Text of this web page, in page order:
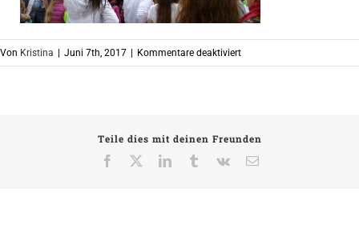
Von Kristina Juni 7th, 2017 Kommentare deaktiviertfür
Teile dies mit deinen Freunden
Facebook
LinkedInTumblrVk
E-